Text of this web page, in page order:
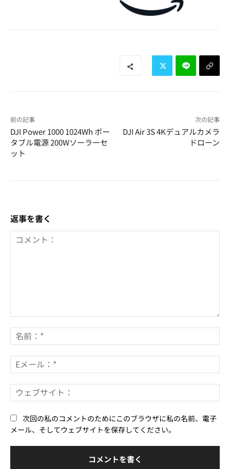
前の記事
DJI Power 1000 1024Wh ポー
タブル電源 200Wソーラーセ
ット
次の記事
DJI Air 3S 4Kデュアルカメラ
ドローン
返事を書く
メ
ン
ト：
前
*
メ
ー
*ェ
次回の私のコメントのためにこのブラウザに私の名前、電子
メール、そしてウェブサイトを保存してください。